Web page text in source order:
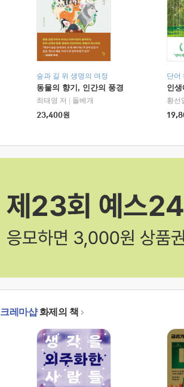
숲과 길 위 생명의 여정
동물의 향기, 인간의 풍경
최태영 저
돌베개
23,400원
단어
인
황선
크레마샵화제의 책